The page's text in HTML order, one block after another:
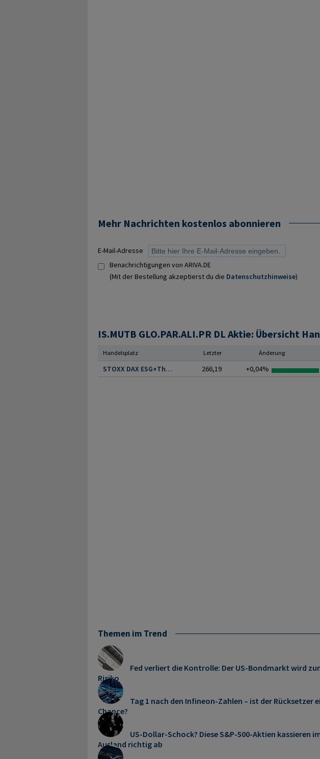
Mehr Nachrichten kostenlos abonnieren
E-Mail-Adresse
Benachrichtigungen von ARIVA.DE
(Mit der Bestellung akzeptierst du die Datenschutzhinweise)
IS.MUTB GLO.PAR.ALI.PR DL Aktie: Übersicht
Handelsplatz Letzter Änderung
STOXX DAX ESG+Thematic Indices 266,19 +0,04%
Themen im Trend
Fed verliert die Kontrolle: Der US-Bondmarkt wird
Risiko
Tag 1 nach den Infineon-Zahlen – ist der Rücksetzer
Chance?
US-Dollar-Schock? Diese S&P-500-Aktien kassieren
Ausland richtig ab